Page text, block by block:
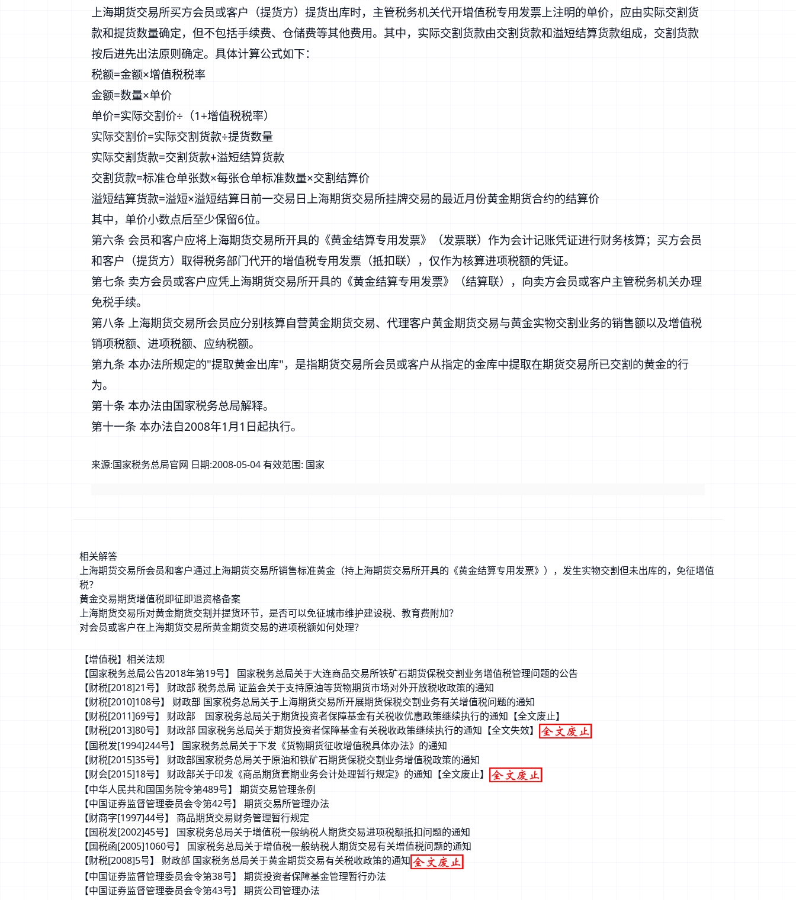
上海期货交易所买方会员或客户（提货方）提货出库时，主管税务机关代开增值税专用发票上注明的单价，应由实际交割货
款和提货数量确定，但不包括手续费、仓储费等其他费用。其中，实际交割货款由交割货款和溢短结算货款组成，交割货款
按后进先出法原则确定。具体计算公式如下：
税额=金额×增值税税率
金额=数量×单价
单价=实际交割价÷（1+增值税税率）
实际交割价=实际交割货款÷提货数量
实际交割货款=交割货款+溢短结算货款
交割货款=标准仓单张数×每张仓单标准数量×交割结算价
溢短结算货款=溢短×溢短结算日前一交易日上海期货交易所挂牌交易的最近月份黄金期货合约的结算价
其中，单价小数点后至少保留6位。
第六条 会员和客户应将上海期货交易所开具的《黄金结算专用发票》（发票联）作为会计记账凭证进行财务核算；买方会员
和客户（提货方）取得税务部门代开的增值税专用发票（抵扣联），仅作为核算进项税额的凭证。
第七条 卖方会员或客户应凭上海期货交易所开具的《黄金结算专用发票》（结算联），向卖方会员或客户主管税务机关办理
免税手续。
第八条 上海期货交易所会员应分别核算自营黄金期货交易、代理客户黄金期货交易与黄金实物交割业务的销售额以及增值税
销项税额、进项税额、应纳税额。
第九条 本办法所规定的"提取黄金出库"，是指期货交易所会员或客户从指定的金库中提取在期货交易所已交割的黄金的行
为。
第十条 本办法由国家税务总局解释。
第十一条 本办法自2008年1月1日起执行。
来源:国家税务总局官网 日期:2008-05-04有效范围: 国家
相关解答
上海期货交易所会员和客户通过上海期货交易所销售标准黄金（持上海期货交易所开具的《黄金结算专用发票》），发生实物交割但未出库的，免征增值
税？
黄金交易期货增值税即征即退资格备案
上海期货交易所对黄金期货交割并提货环节，是否可以免征城市维护建设税、教育费附加？
对会员或客户在上海期货交易所黄金期货交易的进项税额如何处理？
【增值税】相关法规
【国家税务总局公告2018年第19号】 国家税务总局关于大连商品交易所铁矿石期货保税交割业务增值税管理问题的公告
【财税[2018]21号】 财政部 税务总局 证监会关于支持原油等货物期货市场对外开放税收政策的通知
【财税[2010]108号】 财政部 国家税务总局关于上海期货交易所开展期货保税交割业务有关增值税问题的通知
【财税[2011]69号】 财政部 国家税务总局关于期货投资者保障基金有关税收优惠政策继续执行的通知【全文废止】
【财税[2013]80号】 财政部 国家税务总局关于期货投资者保障基金有关税收政策继续执行的通知【全文失效】
【国税发[1994]244号】 国家税务总局关于下发《货物期货征收增值税具体办法》的通知
【财税[2015]35号】 财政部国家税务总局关于原油和铁矿石期货保税交割业务增值税政策的通知
【财会[2015]18号】 财政部关于印发《商品期货套期业务会计处理暂行规定》的通知【全文废止】
【中华人民共和国国务院令第489号】 期货交易管理条例
【中国证券监督管理委员会令第42号】 期货交易所管理办法
【财商字[1997]44号】 商品期货交易财务管理暂行规定
【国税发[2002]45号】 国家税务总局关于增值税一般纳税人期货交易进项税额抵扣问题的通知
【国税函[2005]1060号】 国家税务总局关于增值税一般纳税人期货交易有关增值税问题的通知
【财税[2008]5号】 财政部 国家税务总局关于黄金期货交易有关税收政策的通知
【中国证券监督管理委员会令第38号】 期货投资者保障基金管理暂行办法
【中国证券监督管理委员会令第43号】 期货公司管理办法